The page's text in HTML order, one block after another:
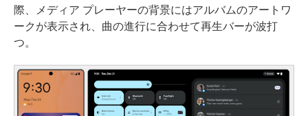
際、メディア プレーヤーの背景にはアルバムのアートワ
ークが表示され、曲の進行に合わせて再生バーが波打
つ。